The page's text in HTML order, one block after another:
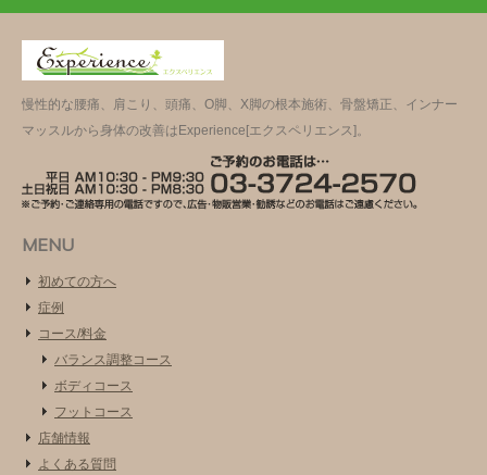
慢性的な腰痛、肩こり、頭痛、O脚、X脚の根本施術、骨盤矯正、インナー
マッスルから身体の改善はExperience[エクスペリエンス]。
MENU
初めての方へ
症例
コース/料金
バランス調整コース
ボディコース
フットコース
店舗情報
よくある質問